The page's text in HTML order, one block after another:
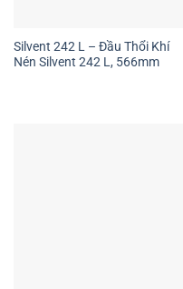
Silvent 242 L – Đầu Thổi Khí
Nén Silvent 242 L, 566mm